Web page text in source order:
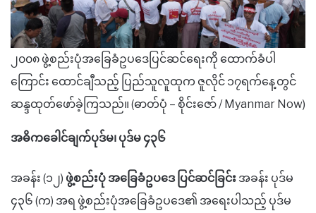
၂၀၀၈ ဖွဲ့စည်းပုံအခြေခံဥပဒေပြင်ဆင်ရေးကို ထောက်ခံပါ
ကြောင်း ထောင်ချီသည့် ပြည်သူလူထုက ဇူလိုင် ၁၇ရက်နေ့တွင်
ဆန္ဒထုတ်ဖော်ခဲ့ကြသည်။ (ဓာတ်ပုံ – စိုင်းဇော် / Myanmar Now)
အဓိကခေါင်ချက်ပုဒ်မ၊ ပုဒ်မ ၄၃၆
အခန်း (၁၂) ဖွဲ့စည်းပုံ အခြေခံဥပဒေ ပြင်ဆင်ခြင်း အခန်း ပုဒ်မ
၄၃၆ (က) အရ ဖွဲ့စည်းပုံအခြေခံဥပဒေ၏ အရေးပါသည့် ပုဒ်မ